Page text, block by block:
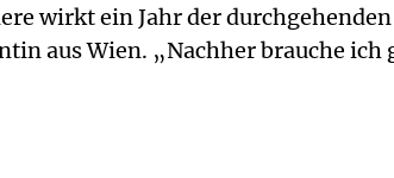
wirkt ein Jahr der
aus Wien. „Nachher brauche